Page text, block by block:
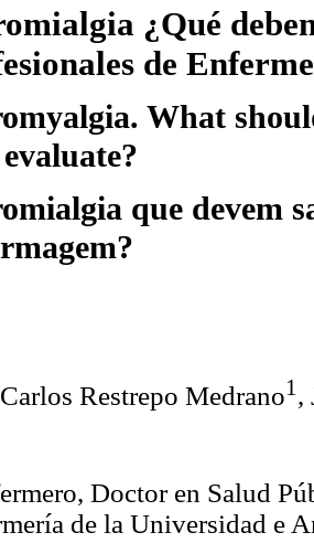
¿Qué
de
What
que devem
Restrepo Medrano1 ,
Doctor en Salud
de la Universidad e